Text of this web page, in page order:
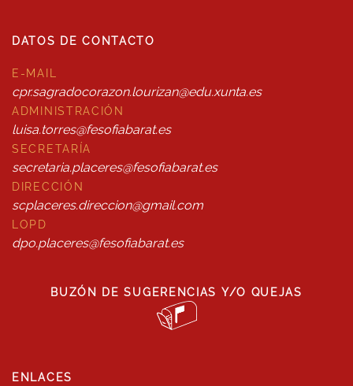
DATOS DE CONTACTO
E-MAIL
cpr.sagradocorazon.lourizan@edu.xunta.es
ADMINISTRACIÓN
luisa.torres@fesofiabarat.es
SECRETARÍA
secretaria.placeres@fesofiabarat.es
DIRECCIÓN
scplaceres.direccion@gmail.com
LOPD
dpo.placeres@fesofiabarat.es
BUZÓN DE SUGERENCIAS Y/O QUEJAS
ENLACES